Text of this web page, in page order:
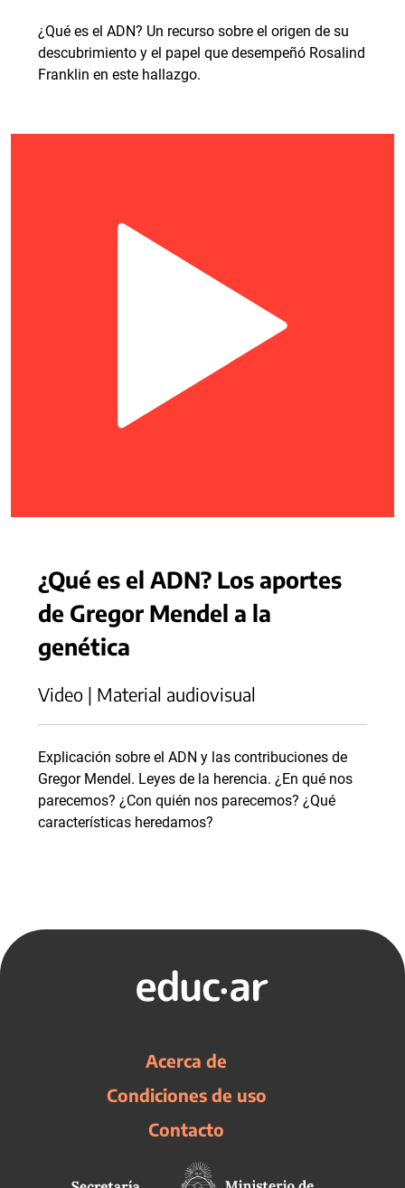
¿Qué es el ADN? Un recurso sobre el origen de su
descubrimiento y el papel que desempeñó Rosalind
Franklin en este hallazgo.
¿Qué es el ADN? Los aportes
de Gregor Mendel a la
genética
Video | Material audiovisual
Explicación sobre el ADN y las contribuciones de
Gregor Mendel. Leyes de la herencia. ¿En qué nos
parecemos? ¿Con quién nos parecemos? ¿Qué
características heredamos?
Acerca de
Condiciones de uso
Contacto